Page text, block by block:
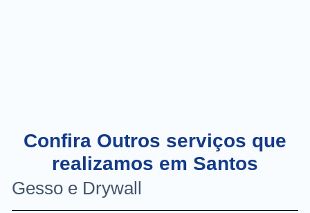
Confira Outros serviços que
realizamos em Santos
Gesso e Drywall